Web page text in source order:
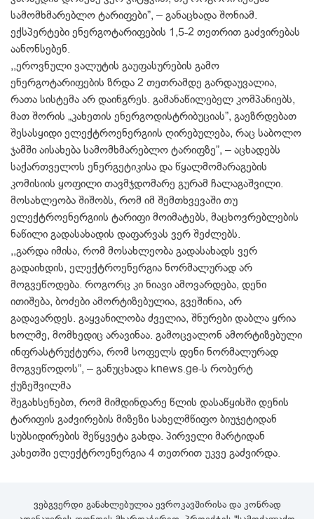
სამომხმარებლო ტარიფები”, – განაცხადა შონიამ.
ექსპერტები ენერგოტარიფების 1,5-2 თეთრით გაძვირებას
აანონსებენ.
,,ეროვნული ვალუტის გაუფასურების გამო
ენერგოტარიფების ზრდა 2 თეთრამდე გარდაუვალია,
რათა სისტემა არ დაინგრეს. გამანაწილებელ კომპანიებს,
მათ შორის „კახეთის ენერგოდისტრიბუციას”, გაეზრდებათ
შესასყიდი ელექტროენერგიის ღირებულება, რაც საბოლო
ჯამში აისახება სამომხმარებლო ტარიფზე”, – აცხადებს
საქართველოს ენერგეტიკისა და წყალმომარაგების
კომისიის ყოფილი თავმჯდომარე გურამ ჩალაგაშვილი.
მოსახლეობა შიშობს, რომ იმ შემთხვევაში თუ
ელექტროენერგიის ტარიფი მოიმატებს, მაცხოვრებლების
ნაწილი გადასახადის დაფარვას ვერ შეძლებს.
,,გარდა იმისა, რომ მოსახლეობა გადასახადს ვერ
გადაიხდის, ელექტროენერგია ნორმალურად არ
მოგვეწოდება. როგორც კი ნიავი ამოვარდება, დენი
ითიშება, ბოძები ამორტიზებულია, გვეშინია, არ
გადავარდეს. გაყვანილობა ძველია, შნურები დაბლა ყრია
ხოლმე, მომხედიც არავინაა. გამოცვალონ ამორტიზებული
ინფრასტრუქტურა, რომ სოფელს დენი ნორმალურად
მოგვეწოდოს”, – განუცხადა knews.ge-ს რობერტ
ქუზეშვილმა
შეგახსენებთ, რომ მიმდინდარე წლის დასაწყისში დენის
ტარიფის გაძვირების მიზეზი სახელმწიფო ბიუჯეტიდან
სუბსიდირების შეწყვეტა გახდა. პირველი მარტიდან
კახეთში ელექტროენერგია 4 თეთრით უკვე გაძვირდა.
ვებგვერდი განახლებულია ევროკავშირისა და კონრად